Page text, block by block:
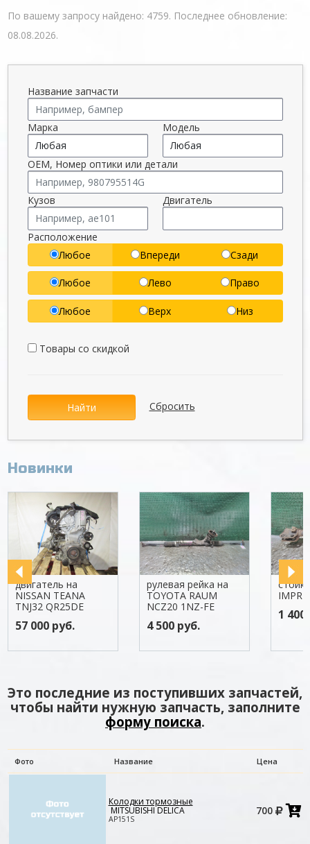
По вашему запросу найдено: 4759. Последнее обновление:
08.08.2026.
Название запчасти
Марка Модель
OEM, Номер оптики или детали
Кузов Двигатель
Расположение
Любое
Впереди Сзади
Любое Лево Право
Любое Верх Низ
Товары со скидкой
Найти Сбросить
Новинки
двигатель на
NISSAN TEANA
TNJ32 QR25DE
57 000 руб.
рулевая рейка на
TOYOTA RAUM
NCZ20 1NZ-FE
4 500 руб.
1 400
Это последние из поступивших запчастей,
чтобы найти нужную запчасть, заполните
форму поиска.
Фото Название Цена
Колодки тормозные
MITSUBISHI DELICA
AP151S
700